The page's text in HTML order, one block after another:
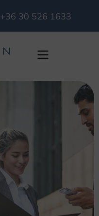
+36 30 526 1633